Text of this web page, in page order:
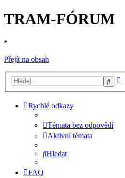
TRAM-FÓRUM
*
Přejít na obsah
Hledat
Rychlé odkazy
Témata bez odpovědí
Aktivní témata
Hledat
FAQ